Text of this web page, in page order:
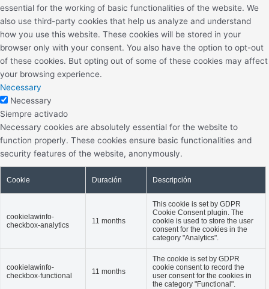
essential for the working of basic functionalities of the website. We
also use third-party cookies that help us analyze and understand
how you use this website. These cookies will be stored in your
browser only with your consent. You also have the option to opt-out
of these cookies. But opting out of some of these cookies may affect
your browsing experience.
Necessary
Necessary
Siempre activado
Necessary cookies are absolutely essential for the website to
function properly. These cookies ensure basic functionalities and
security features of the website, anonymously.
Cookie Duración Descripción
cookielawinfo-
checkbox-analytics
11 months
This cookie is set by GDPR
Cookie Consent plugin. The
cookie is used to store the user
consent for the cookies in the
category "Analytics".
cookielawinfo-
checkbox-functional
11 months
The cookie is set by GDPR
cookie consent to record the
user consent for the cookies in
the category "Functional".